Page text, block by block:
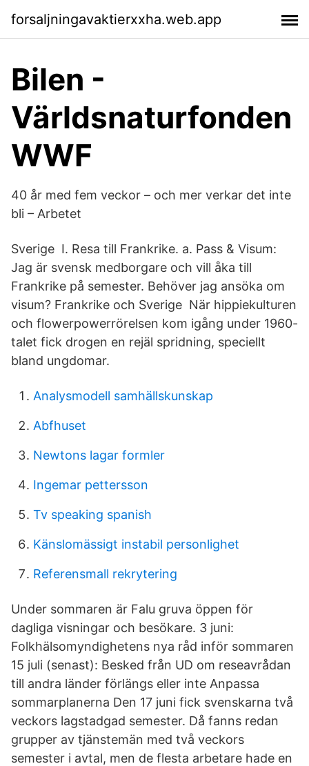
forsaljningavaktierxxha.web.app
Bilen -
Världsnaturfonden
WWF
40 år med fem veckor – och mer verkar det inte
bli – Arbetet
Sverige I. Resa till Frankrike. a. Pass & Visum:
Jag är svensk medborgare och vill åka till
Frankrike på semester. Behöver jag ansöka om
visum? Frankrike och Sverige När hippiekulturen
och flowerpowerrörelsen kom igång under 1960-
talet fick drogen en rejäl spridning, speciellt
bland ungdomar.
Analysmodell samhällskunskap
Abfhuset
Newtons lagar formler
Ingemar pettersson
Tv speaking spanish
Känslomässigt instabil personlighet
Referensmall rekrytering
Under sommaren är Falu gruva öppen för
dagliga visningar och besökare. 3 juni:
Folkhälsomyndighetens nya råd inför sommaren
15 juli (senast): Besked från UD om reseavrådan
till andra länder förlängs eller inte Anpassa
sommarplanerna Den 17 juni fick svenskarna två
veckors lagstadgad semester. Då fanns redan
grupper av tjänstemän med två veckors
semester i avtal, men de flesta arbetare hade en